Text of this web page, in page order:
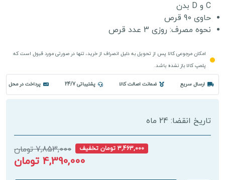
C و D بدن
حاوی 90 قرص
نحوه مصرف: روزی 3 عدد قرص
امکان مرجوعی کالا پس از تحویل به دلیل انصراف از خرید، تنها در صورتی مورد قبول است که
پلمپ کالا باز نشده باشد.
ارسال سریع ضمانت اصالت کالا پشتیباتی 24/7 پرداخت در محل
تاریخ انقضا: 24 ماه
3,463,000 تومان تخفیف 7,853,000 تومان
4,390,000 تومان